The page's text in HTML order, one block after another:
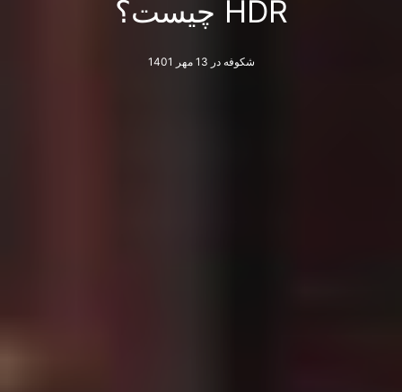
HDR چیست؟
شکوفه در 13 مهر 1401